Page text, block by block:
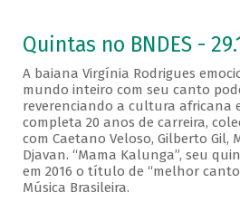
Quintas no BNDES -
A baiana Virgínia Rodrigues
mundo inteiro com seu canto
reverenciando a cultura africana
completa 20 anos de carreira,
com Caetano Veloso, Gilberto Gil,
Djavan. “Mama Kalunga”, seu
em 2016 o título de “melhor
Música Brasileira.